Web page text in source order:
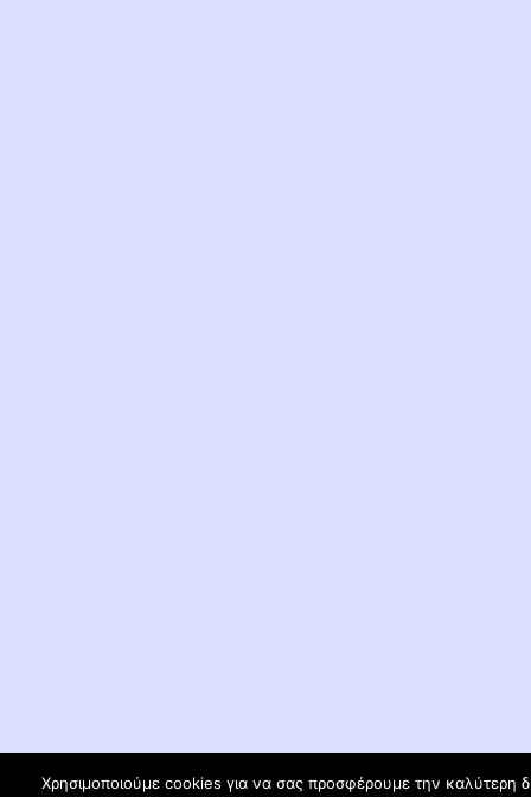
Χρησιμοποιούμε cookies για να σας προσφέρουμε την καλύτερη